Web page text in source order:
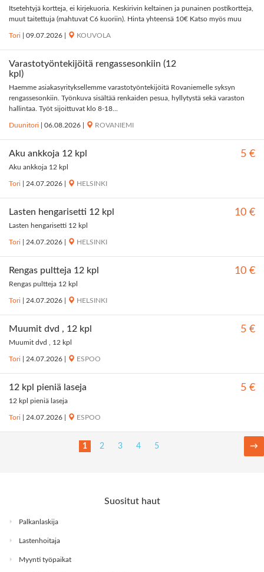
Itsetehtyjä kortteja, ei kirjekuoria. Keskirivin keltainen ja punainen postikortteja,
muut taitettuja (mahtuvat C6 kuoriin). Hinta yhteensä 10€ Katso myös muu
Tori 09.07.2026 KOUVOLA
Varastotyöntekijöitä rengassesonkiin (12
kpl)
Haemme asiakasyrityksellemme varastotyöntekijöitä Rovaniemelle syksyn
rengassesonkiin. Työnkuva sisältää renkaiden pesua, hyllytystä sekä varaston
hallintaa. Työt sijoittuvat klo 8-18...
Duunitori 06.08.2026 ROVANIEMI
Aku ankkoja 12 kpl 5 €
Aku ankkoja 12 kpl
Tori 24.07.2026 HELSINKI
Lasten hengarisetti 12 kpl 10 €
Lasten hengarisetti 12 kpl
Tori 24.07.2026 HELSINKI
Rengas pultteja 12 kpl 10 €
Rengas pultteja 12 kpl
Tori 24.07.2026 HELSINKI
Muumit dvd , 12 kpl 5 €
Muumit dvd , 12 kpl
Tori 24.07.2026 ESPOO
12 kpl pieniä laseja 5 €
12 kpl pieniä laseja
Tori 24.07.2026 ESPOO
1 2 3 4 5 →
Suositut haut
Palkanlaskija
Lastenhoitaja
Myynti työpaikat